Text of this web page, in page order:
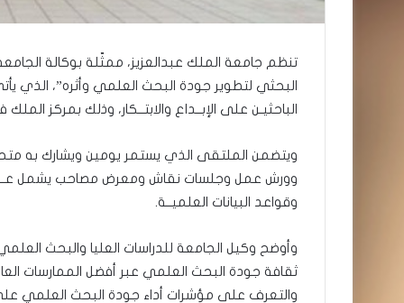
تنظم جامعة الملك عبدالعزيز، ممثّلة بوكالة
البحثي لتطوير جودة البحث العلمي وأثره”، الذي
الباحثيـن على الإبــداع والابتــكار، وذلك بمركز
ويتضمن الملتقى الذي يستمر يومين ويشارك به
وورش عمل وجلسات نقاش ومعرض مصاحب يشمل عـرض
وقواعد البيانات العلميــة.
وأوضح وكيل الجامعة للدراسات العليا والبحث
ثقافة جودة البحث العلمي عبر أفضل الممارسات
والتعرف على مؤشرات أداء جودة البحث العلمي